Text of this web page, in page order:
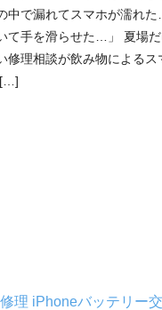
中で漏れてスマホが濡れ
て手を滑らせた…」 夏場
修理相談が飲み物による
理 iPhoneバッテリー